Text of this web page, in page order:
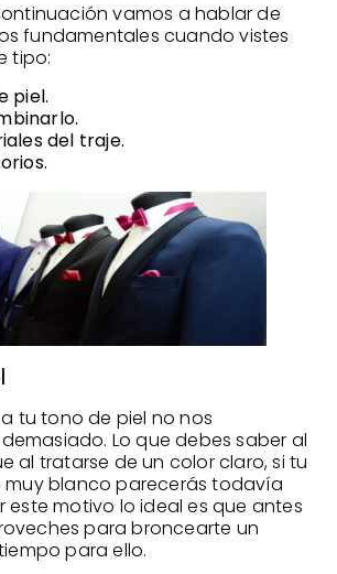
vamos a hablar de
fundamentales cuando vistes
tipo:
piel.
del traje.
tu tono de piel no nos
Lo que debes saber al
al tratarse de un color claro, si tu
muy blanco parecerás todavía
este motivo lo ideal es que antes
para broncearte un
para ello.